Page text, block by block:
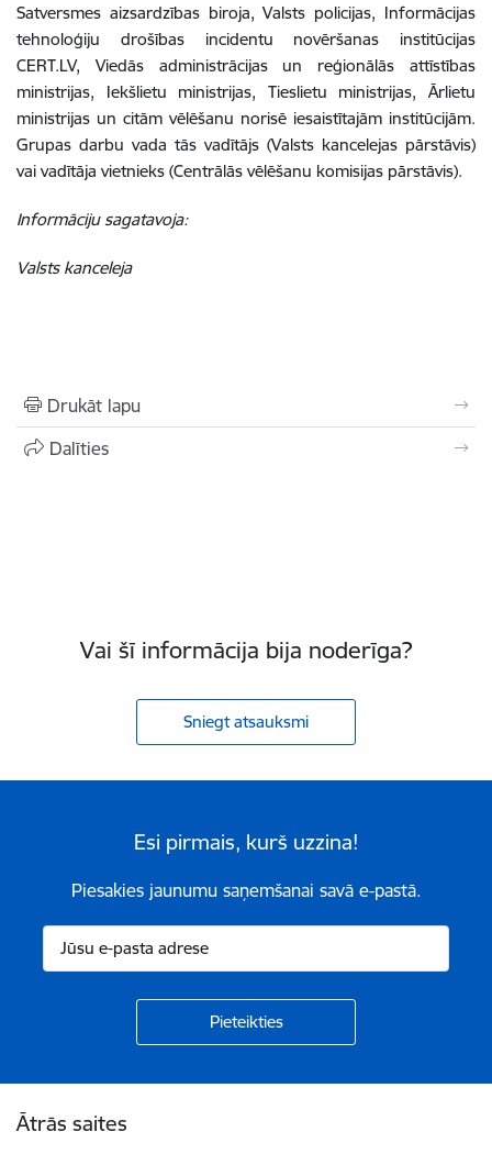
Satversmes aizsardzības biroja, Valsts policijas, Informācijas
tehnoloģiju drošības incidentu novēršanas institūcijas
CERT.LV, Viedās administrācijas un reģionālās attīstības
ministrijas, Iekšlietu ministrijas, Tieslietu ministrijas, Ārlietu
ministrijas un citām vēlēšanu norisē iesaistītajām institūcijām.
Grupas darbu vada tās vadītājs (Valsts kancelejas pārstāvis)
vai vadītāja vietnieks (Centrālās vēlēšanu komisijas pārstāvis).
Informāciju sagatavoja:
Valsts kanceleja
Drukāt lapu
Dalīties
Vai šī informācija bija noderīga?
Sniegt atsauksmi
Esi pirmais, kurš uzzina!
Piesakies jaunumu saņemšanai savā e-pastā.
Ātrās saites